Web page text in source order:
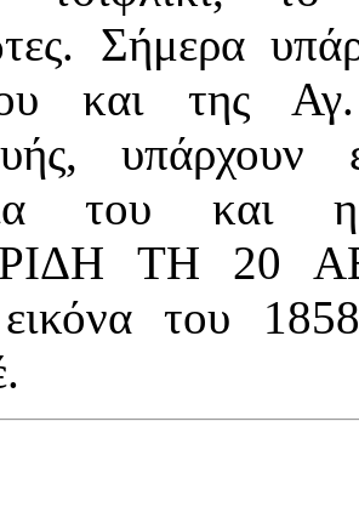
Σήμερα
και της
υπάρχουν
του
ΤΗ 20
του